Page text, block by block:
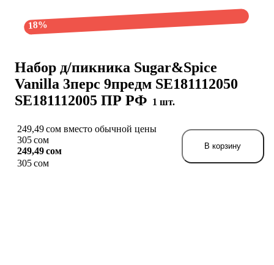
Набор д/пикника Sugar&Spice
Vanilla 3перс 9предм SE181112050
SE181112005 ПР РФ 1 шт.
18%
249,49 сом вместо обычной цены
305 сом
249,49 сом
305 сом
В корзину